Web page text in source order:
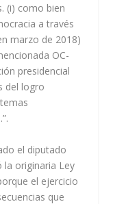
(i) como bien
a través
marzo de 2018)
OC-
presidencial
del logro
el diputado
la originaria Ley
el ejercicio
que